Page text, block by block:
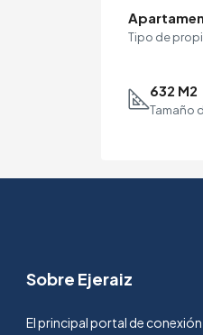
Tipo de
632 M2
Tamaño
Sobre Ejeraiz
El principal portal de